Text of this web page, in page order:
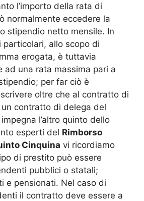
l’importo della rata di
normalmente eccedere la
stipendio netto mensile. In
particolari, allo scopo di
erogata, è tuttavia
ad una rata massima pari a
per far ciò è
oltre che al contratto di
contratto di delega del
l’altro quinto dello
esperti del Rimborso
Cinquina vi ricordiamo
di prestito può essere
pubblici o statali;
e pensionati. Nel caso di
il contratto deve essere a